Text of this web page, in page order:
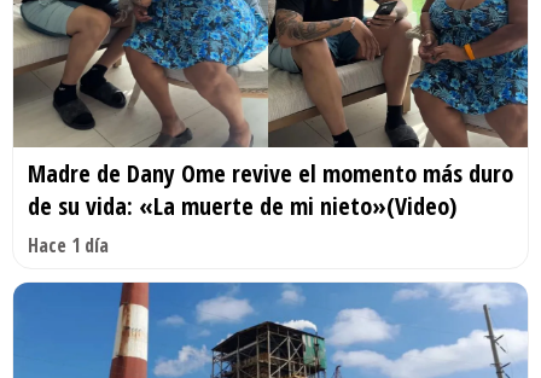
Madre de Dany Ome revive el momento más duro
de su vida: «La muerte de mi nieto»(Video)
Hace 1 día